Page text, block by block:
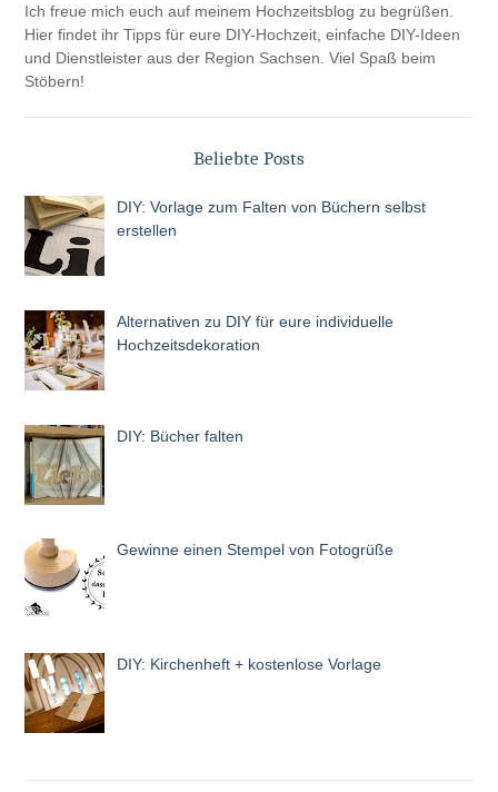
Ich freue mich euch auf meinem Hochzeitsblog zu begrüßen.
Hier findet ihr Tipps für eure DIY-Hochzeit, einfache DIY-Ideen
und Dienstleister aus der Region Sachsen. Viel Spaß beim
Stöbern!
Beliebte Posts
DIY: Vorlage zum Falten von Büchern selbst
erstellen
Alternativen zu DIY für eure individuelle
Hochzeitsdekoration
DIY: Bücher falten
Gewinne einen Stempel von Fotogrüße
DIY: Kirchenheft + kostenlose Vorlage